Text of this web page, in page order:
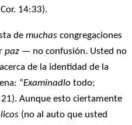
14:33).
demuchas congregaciones
paz — no confusión. Usted no
de la identidad de la
“Examinadlo todo;
Aunque esto ciertamente
(no al auto que usted